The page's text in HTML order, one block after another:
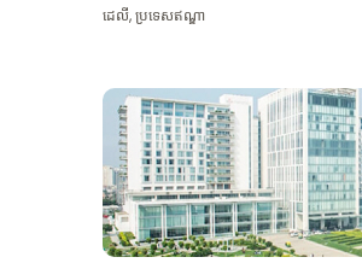
ដេលី,ប្រទេសឥណ្ឌា